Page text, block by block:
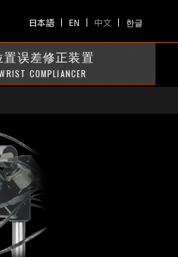
日本語 EN 中文 한글
置误差修正装置
COMPLIANCER